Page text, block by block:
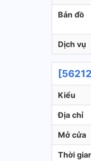
Bản đồ
Dịch vụ
Kiểu
Địa chỉ
Mở cửa
Thời